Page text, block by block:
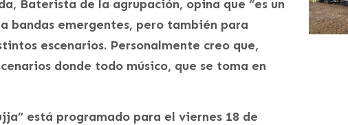
Baterista de la agrupación, opina que “es un
bandas emergentes, pero también para
escenarios. Personalmente creo que,
donde todo músico, que se toma en
está programado para el viernes 18 de